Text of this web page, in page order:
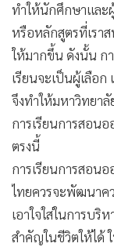
ทำให้นักศึกษาและ
หรือหลักสูตรที่เรา
ให้มากขึ้น ดังนั้น ก
เรียนจะเป็นผู้เลือก
จึงทำให้มหาวิทยา
การเรียนการสอน
ตรงนี้
การเรียนการสอน
ไทยควรจะพัฒนาค
เอาใจใส่ในการบริ
สำคัญในชีวิตให้ได้